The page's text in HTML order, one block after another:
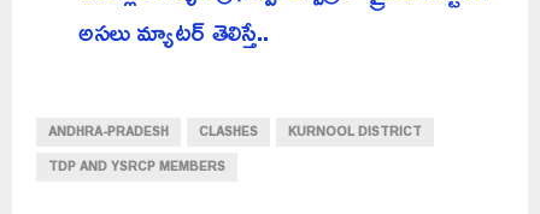
అసలు మ్యాటర్ తెలిస్తే..
ANDHRA-PRADESH CLASHES
KURNOOL DISTRICT
TDP AND YSRCP MEMBERS